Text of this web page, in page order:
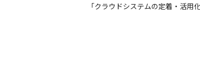
「クラウドシステムの定着・活用